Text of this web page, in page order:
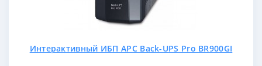
Интерактивный ИБП APC Back-UPS Pro BR900GI